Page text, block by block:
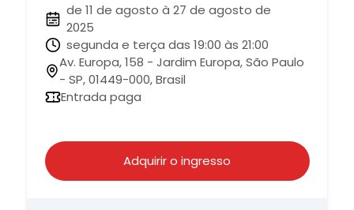
de 11 de agosto à 27 de agosto de
2025
segunda e terça das 19:00 às 21:00
Av. Europa, 158 - Jardim Europa, São Paulo
- SP, 01449-000, Brasil
Entrada paga
Adquirir o ingresso